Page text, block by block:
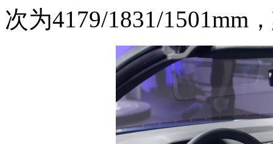
次为4179/1831/1501mm，